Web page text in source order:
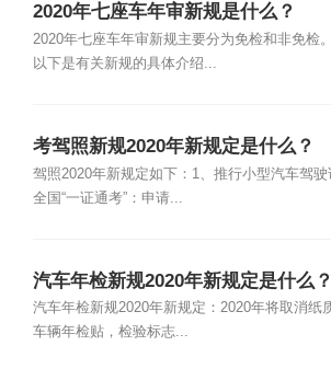
2020年七座车年审新规是什么？
2020年七座车年审新规主要分为免检和非免检。
以下是有关新规的具体介绍...
考驾照新规2020年新规定是什么？
驾照2020年新规定如下：1、推行小型汽车驾驶
全国“一证通考”：申请...
汽车年检新规2020年新规定是什么？
汽车年检新规2020年新规定：2020年将取消纸
车辆年检贴，检验标志...